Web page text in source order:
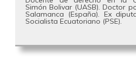
Simón Bolivar (UASB). Doctor
Salamanca (España). Ex
Socialista Ecuatoriano (PSE).